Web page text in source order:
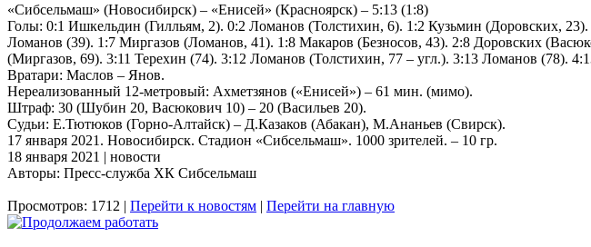
«Сибсельмаш» (Новосибирск) – «Енисей» (Красноярск) – 5:13 (1:8)
Голы: 0:1 Ишкельдин (Гилльям, 2). 0:2 Ломанов (Толстихин, 6). 1:2 Кузьмин (Доровских,
Ломанов (39). 1:7 Миргазов (Ломанов, 41). 1:8 Макаров (Безносов, 43). 2:8 Доровских
(Миргазов, 69). 3:11 Терехин (74). 3:12 Ломанов (Толстихин, 77 – угл.). 3:13 Ломанов (78).
Вратари: Маслов – Янов.
Нереализованный 12-метровый: Ахметзянов («Енисей») – 61 мин. (мимо).
Штраф: 30 (Шубин 20, Васюкович 10) – 20 (Васильев 20).
Судьи: Е.Тютюков (Горно-Алтайск) – Д.Казаков (Абакан), М.Ананьев (Свирск).
17 января 2021. Новосибирск. Стадион «Сибсельмаш». 1000 зрителей. – 10 гр.
18 января 2021 | новости
Авторы: Пресс-служба ХК Сибсельмаш
Просмотров: 1712 | Перейти к новостям | Перейти на главную